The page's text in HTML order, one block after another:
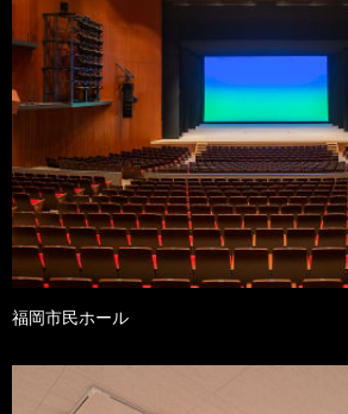
福岡市民ホール